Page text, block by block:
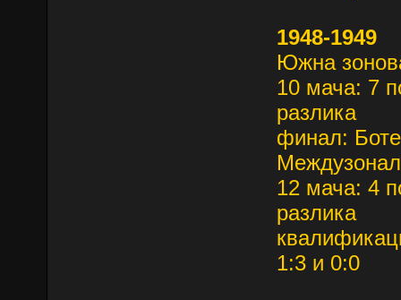
1948-1949
Южна
10 мача: 7
разлика
финал:
12 мача: 4
разлика
1:3 и 0:0